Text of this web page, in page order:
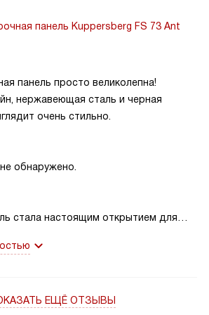
панель Kuppersberg FS 73 Ant
панель просто великолепна!
нержавеющая сталь и черная
очень стильно.
обнаружено.
стала настоящим открытием для
Чугунные решетки выглядят очень
это функциональность. Пять
ЕЩЁ ОТЗЫВЫ